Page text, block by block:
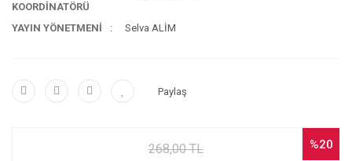
KOORDİNATÖRÜ
YAYIN YÖNETMENİ Selva ALİM
Paylaş
%20
268,00 TL